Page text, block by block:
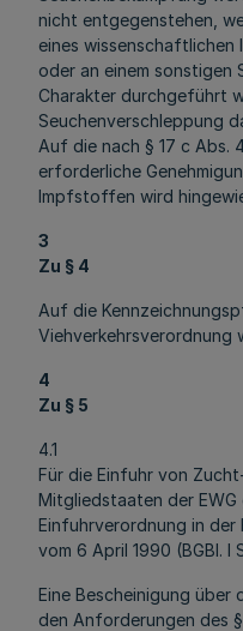
nicht entgegenstehen,
eines wissenschaftlichen
oder an einem sonstigen
Charakter durchgeführt
Seuchenverschleppung
Auf die nach § 17 c Abs.
erforderliche
Impfstoffen wird
3
Zu § 4
Auf die
Viehverkehrsverordnung
4
Zu § 5
4.1
Für die Einfuhr von
Mitgliedstaaten der
Einfuhrverordnung in der
vom 6 April 1990 (BGBl. I
Eine Bescheinigung über
den Anforderungen des